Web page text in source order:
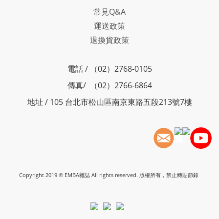
常見Q&A
運送政策
退換貨政策
電話 / （02）2768-0105
傳真/ （02）2766-6864
地址 / 105 台北市松山區南京東路五段213號7樓
Copyright 2019 © EMBA雜誌 All rights reserved. 版權所有，禁止轉貼節錄